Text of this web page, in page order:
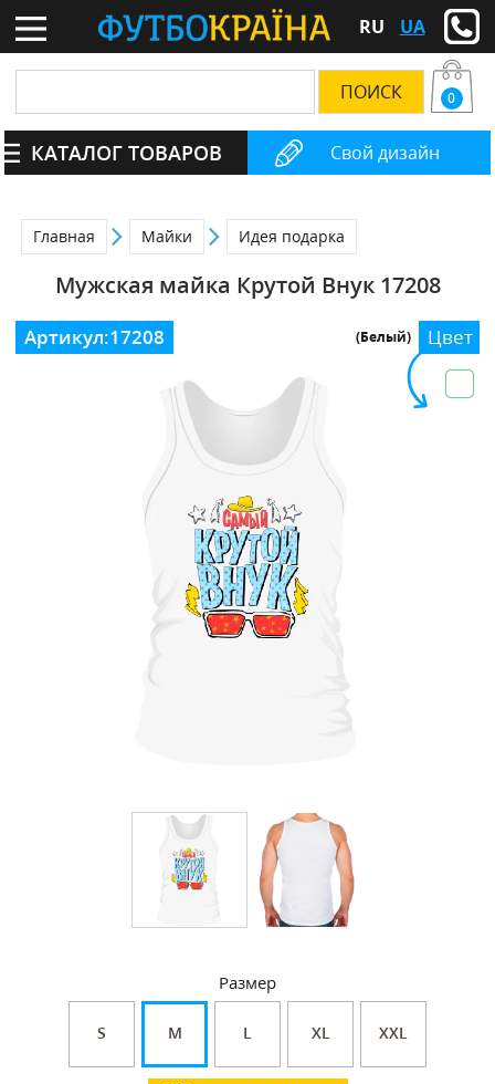
RU UA
Свой дизайн
0
КАТАЛОГ ТОВАРОВ
Главная Майки Идея подарка
Мужская майка Крутой Внук 17208
Цвет
(Белый)
Размер
S M L XL XXL
Артикул:17208